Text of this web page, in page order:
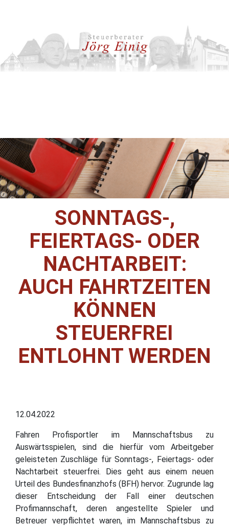
SONNTAGS-,
FEIERTAGS- ODER
NACHTARBEIT:
AUCH FAHRTZEITEN
KÖNNEN
STEUERFREI
ENTLOHNT WERDEN
12.04.2022
Fahren Profisportler im Mannschaftsbus zu
Auswärtsspielen, sind die hierfür vom Arbeitgeber
geleisteten Zuschläge für Sonntags-, Feiertags- oder
Nachtarbeit steuerfrei. Dies geht aus einem neuen
Urteil des Bundesfinanzhofs (BFH) hervor. Zugrunde lag
dieser Entscheidung der Fall einer deutschen
Profimannschaft, deren angestellte Spieler und
Betreuer verpflichtet waren, im Mannschaftsbus zu